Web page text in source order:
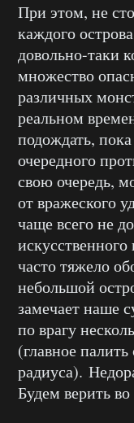
При этом, не
каждого
довольно-таки
множество
различных
реальном
подождать,
очередного
свою очередь,
от вражеского
чаще всего не
часто тяжело
небольшой
замечает наше
по врагу
(главное
радиуса).
Будем верить